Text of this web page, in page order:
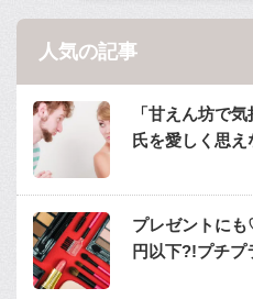
人気の記事
「甘えん坊で
氏を愛しく思え
プレゼントに
円以下?!プチ